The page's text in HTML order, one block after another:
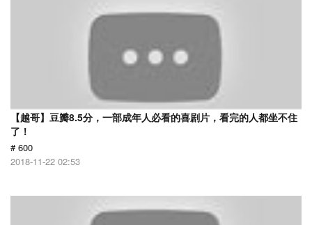
【越哥】豆瓣8.5分，一部成年人必看的喜剧片，看完的人都坐不住
了！
# 600
2018-11-22 02:53